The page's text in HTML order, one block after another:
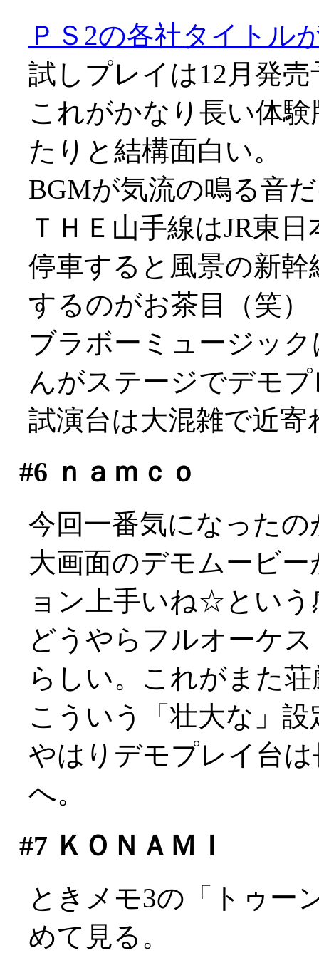
ＰＳ2の各社タイトル
試しプレイは12月発
これがかなり長い体
たりと結構面白い。
BGMが気流の鳴る音
ＴＨＥ山手線はJR東
停車すると風景の新
するのがお茶目（笑）
ブラボーミュージッ
んがステージでデモ
試演台は大混雑で近寄
#6 ｎａｍｃｏ
今回一番気になった
大画面のデモムービ
ョン上手いね☆という
どうやらフルオーケ
らしい。これがまた荘
こういう「壮大な」
やはりデモプレイ台
へ。
#7 ＫＯＮＡＭＩ
ときメモ3の「トゥー
めて見る。